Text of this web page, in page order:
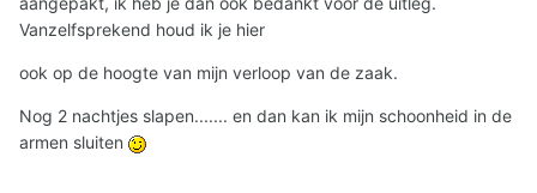
Vanzelfsprekend houd ik je hier
ook op de hoogte van mijn verloop van de zaak.
Nog 2 nachtjes slapen....... en dan kan ik mijn schoonheid in de
armen sluiten